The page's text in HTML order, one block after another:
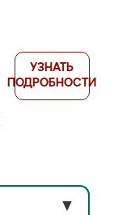
УЗНАТЬ
ПОДРОБНОСТИ
▼